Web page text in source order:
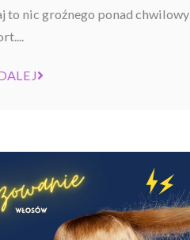
to nic groźnego ponad chwilowy